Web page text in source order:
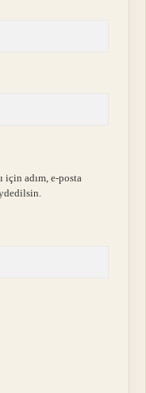
için adım, e-posta